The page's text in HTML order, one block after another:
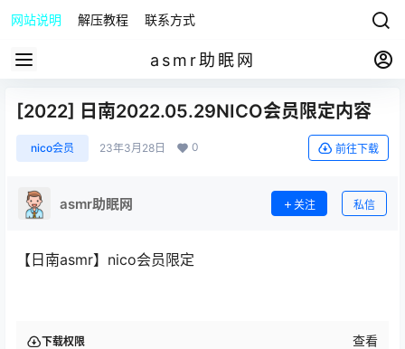
网站说明 解压教程 联系方式
asmr助眠网
[2022] 日南2022.05.29NICO会员限定内容
nico会员 23年3月28日 0 前往下载
asmr助眠网 关注 私信
【日南asmr】nico会员限定
下载权限 查看